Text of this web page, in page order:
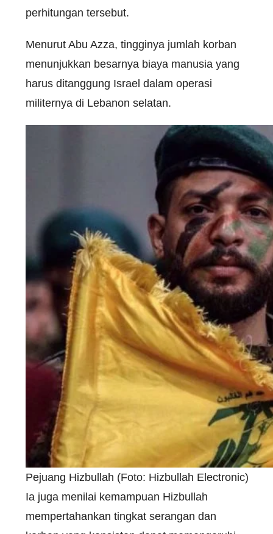
perhitungan tersebut.
Menurut Abu Azza, tingginya jumlah korban
menunjukkan besarnya biaya manusia yang
harus ditanggung Israel dalam operasi
militernya di Lebanon selatan.
Pejuang Hizbullah (Foto: Hizbullah Electronic)
Ia juga menilai kemampuan Hizbullah
mempertahankan tingkat serangan dan